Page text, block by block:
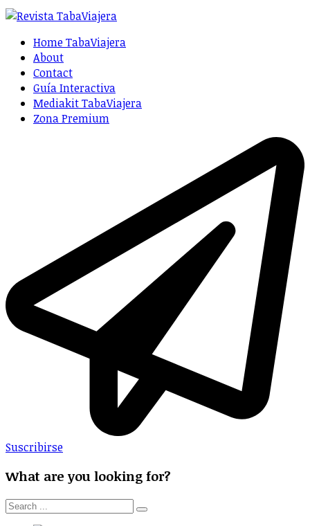
Home TabaViajera
About
Contact
Guía Interactiva
Mediakit TabaViajera
Zona Premium
Suscribirse
What are you looking for?